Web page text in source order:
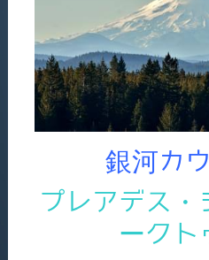
銀河カ
プレアデス・
ークト